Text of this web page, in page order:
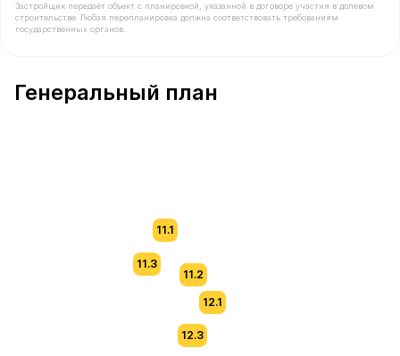
Застройщик передаёт объект с планировкой, указанной в договоре участия в долевом
строительстве. Любая перепланировка должна соответствовать требованиям
государственных органов.
Генеральный план
11.3
11.1
11.2
12.1
12.3